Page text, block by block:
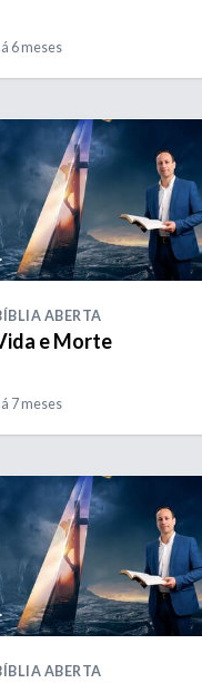
6 meses
ABERTA
e Morte
7 meses
ABERTA